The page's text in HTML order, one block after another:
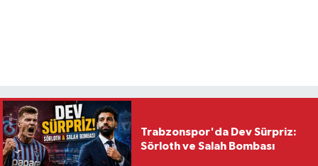
Trabzonspor'da Dev Sürpriz:
Sörloth ve Salah Bombası